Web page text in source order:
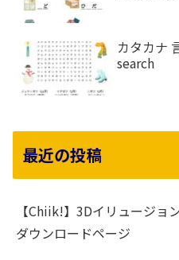
カタカナ 言葉さ
search
最近の投稿
【Chiik!】3Dイリュージョ
ダウンロードページ